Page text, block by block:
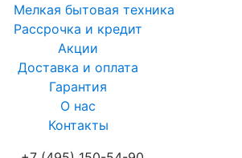
Мелкая бытовая техника
Рассрочка и кредит
Акции
Доставка и оплата
Гарантия
О нас
Контакты